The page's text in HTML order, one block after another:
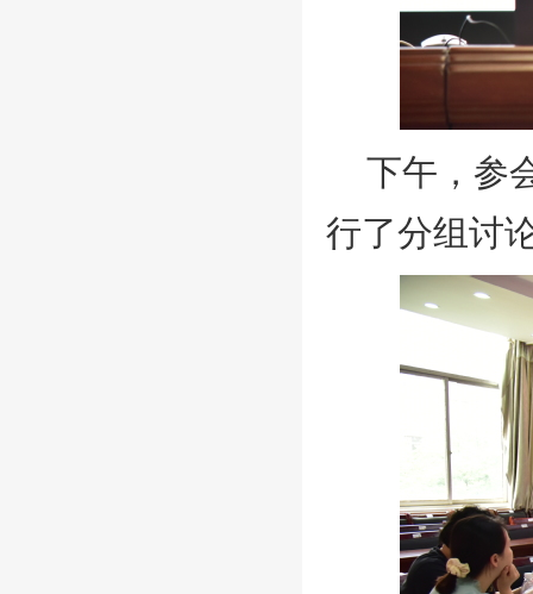
下午，参
行了分组讨